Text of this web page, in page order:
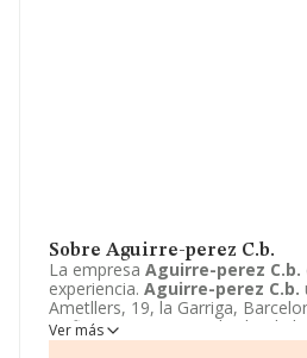
Sobre Aguirre-perez C.b.
La empresa Aguirre-perez C.b.
experiencia. Aguirre-perez C.b.
Ametllers, 19, la Garriga,
se fine como 6820 - Alquiler de
cuenta propia. El modelo de
Ver más